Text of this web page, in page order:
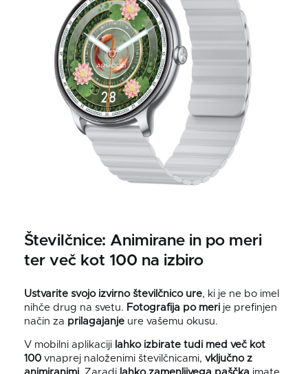
Številčnice: Animirane in po meri
ter več kot 100 na izbiro
Ustvarite svojo izvirno številčnico ure, ki je ne bo imel
nihče drug na svetu. Fotografija po meri je prefinjen
način za prilagajanje ure vašemu okusu.
V mobilni aplikaciji lahko izbirate tudi med več kot
100 vnaprej naloženimi številčnicami, vključno z